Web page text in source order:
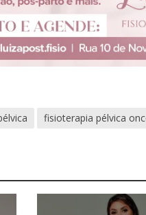
fisioterapia pélvica